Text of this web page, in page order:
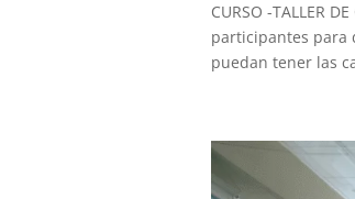
CURSO -TALLER
participantes para
puedan tener las